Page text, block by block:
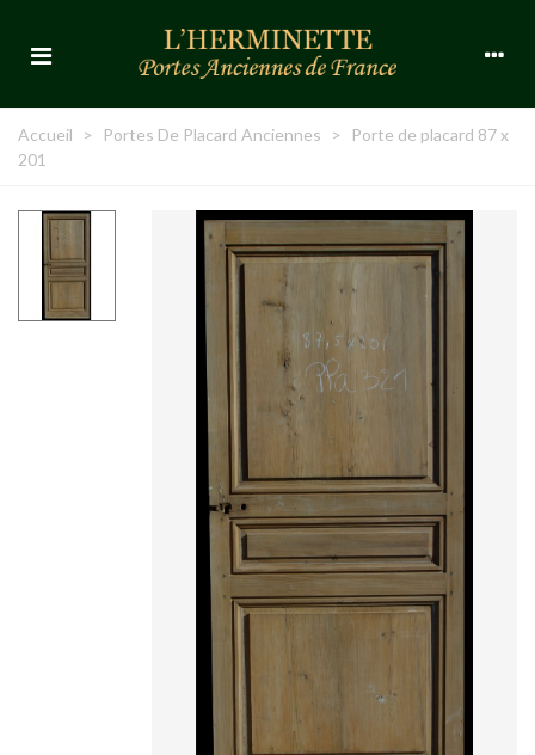
Accueil > Portes De Placard Anciennes >
Porte de placard 87 x
201